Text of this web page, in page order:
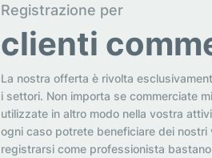
Registrazione per
clienti
La nostra offerta è rivolta
i settori. Non importa se commerciate
utilizzate in altro modo nella vostra
ogni caso potrete beneficiare dei
registrarsi come professionista